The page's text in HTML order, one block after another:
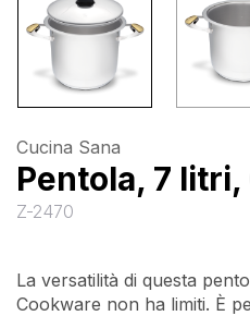
Cucina Sana
Pentola, 7
Z-2470
La versatilità di questa
Cookware non ha limiti. È